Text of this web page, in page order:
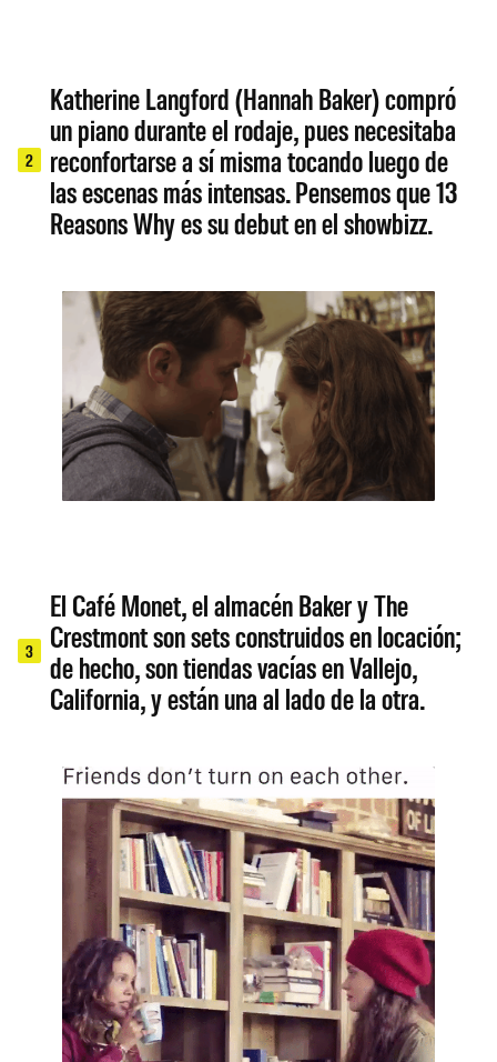
2
Katherine Langford (Hannah Baker) compró
un piano durante el rodaje, pues necesitaba
reconfortarse a sí misma tocando luego de
las escenas más intensas. Pensemos que 13
Reasons Why es su debut en el showbizz.
3
El Café Monet, el almacén Baker y The
Crestmont son sets construidos en locación;
de hecho, son tiendas vacías en Vallejo,
California, y están una al lado de la otra.